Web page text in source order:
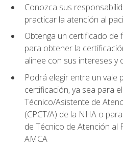
Conozca sus
practicar la atención al
Obtenga un certificado de
para obtener la
alinee con sus intereses y
Podrá elegir entre un vale
certificación, ya sea para
Técnico/Asistente de
(CPCT/A) de la NHA o
de Técnico de Atención al
AMCA